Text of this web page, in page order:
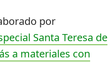
por
Santa Teresa de
a materiales con